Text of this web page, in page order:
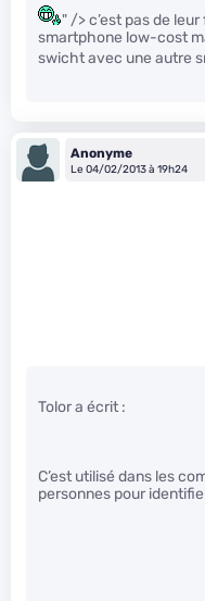
" /> c’est pas de
smartphone low-cost
swicht avec une autre
Anonyme
Le 04/02/2013 à 19h24
Tolor a écrit :
C’est utilisé dans les
personnes pour